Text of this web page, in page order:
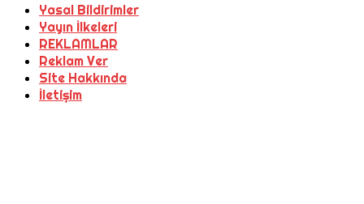
Yasal Bildirimler
Yayın İlkeleri
REKLAMLAR
Reklam Ver
Site Hakkında
İletişim